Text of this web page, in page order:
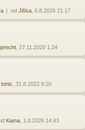
od Jiška , 6.8.2026 21:17
, 27.11.2020 1:24
tonic , 31.8.2022 9:20
Kama , 1.8.2026 14:43